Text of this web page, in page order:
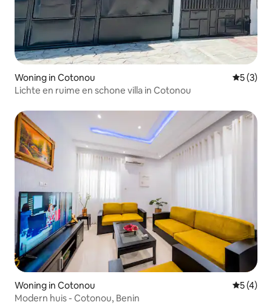
Woning in Cotonou
5 (3)
Lichte en ruime en schone villa in Cotonou
Woning in Cotonou
5 (4)
Modern huis - Cotonou, Benin